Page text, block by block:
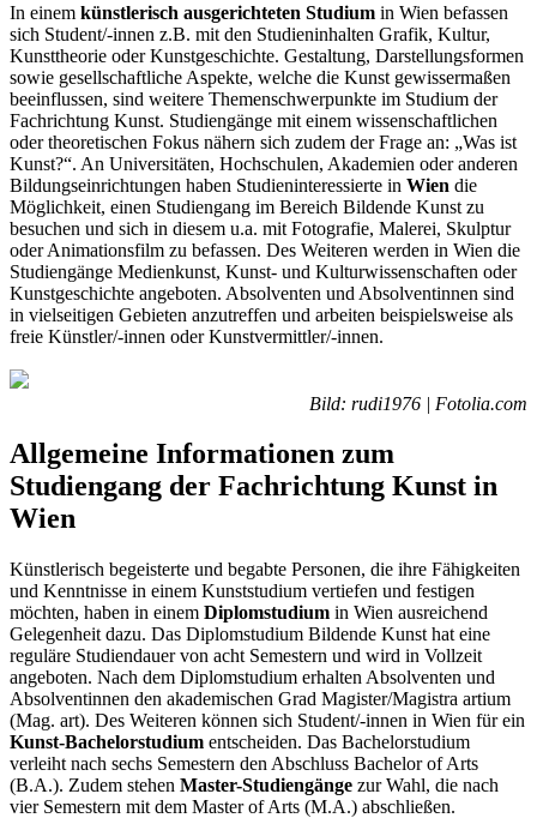
In einem künstlerisch ausgerichteten Studium in Wien befassen
sich Student/-innen z.B. mit den Studieninhalten Grafik, Kultur,
Kunsttheorie oder Kunstgeschichte. Gestaltung, Darstellungsformen
sowie gesellschaftliche Aspekte, welche die Kunst gewissermaßen
beeinflussen, sind weitere Themenschwerpunkte im Studium der
Fachrichtung Kunst. Studiengänge mit einem wissenschaftlichen
oder theoretischen Fokus nähern sich zudem der Frage an: „Was ist
Kunst?“. An Universitäten, Hochschulen, Akademien oder anderen
Bildungseinrichtungen haben Studieninteressierte in Wien die
Möglichkeit, einen Studiengang im Bereich Bildende Kunst zu
besuchen und sich in diesem u.a. mit Fotografie, Malerei, Skulptur
oder Animationsfilm zu befassen. Des Weiteren werden in Wien die
Studiengänge Medienkunst, Kunst- und Kulturwissenschaften oder
Kunstgeschichte angeboten. Absolventen und Absolventinnen sind
in vielseitigen Gebieten anzutreffen und arbeiten beispielsweise als
freie Künstler/-innen oder Kunstvermittler/-innen.
Bild: rudi1976 | Fotolia.com
Allgemeine Informationen zum
Studiengang der Fachrichtung Kunst in
Wien
Künstlerisch begeisterte und begabte Personen, die ihre Fähigkeiten
und Kenntnisse in einem Kunststudium vertiefen und festigen
möchten, haben in einem Diplomstudium in Wien ausreichend
Gelegenheit dazu. Das Diplomstudium Bildende Kunst hat eine
reguläre Studiendauer von acht Semestern und wird in Vollzeit
angeboten. Nach dem Diplomstudium erhalten Absolventen und
Absolventinnen den akademischen Grad Magister/Magistra artium
(Mag. art). Des Weiteren können sich Student/-innen in Wien für ein
Kunst-Bachelorstudium entscheiden. Das Bachelorstudium
verleiht nach sechs Semestern den Abschluss Bachelor of Arts
(B.A.). Zudem stehen Master-Studiengänge zur Wahl, die nach
vier Semestern mit dem Master of Arts (M.A.) abschließen.